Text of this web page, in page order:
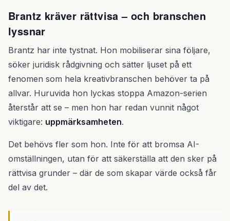
Brantz kräver rättvisa – och branschen
lyssnar
Brantz har inte tystnat. Hon mobiliserar sina följare,
söker juridisk rådgivning och sätter ljuset på ett
fenomen som hela kreativbranschen behöver ta på
allvar. Huruvida hon lyckas stoppa Amazon-serien
återstår att se – men hon har redan vunnit något
viktigare: uppmärksamheten.
Det behövs fler som hon. Inte för att bromsa AI-
omställningen, utan för att säkerställa att den sker på
rättvisa grunder – där de som skapar värde också får
del av det.